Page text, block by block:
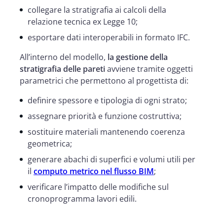
collegare la stratigrafia ai calcoli della
relazione tecnica ex Legge 10;
esportare dati interoperabili in formato IFC.
All’interno del modello, la gestione della
stratigrafia delle paretiavviene tramite oggetti
parametrici che permettono al progettista di:
definire spessore e tipologia di ogni strato;
assegnare priorità e funzione costruttiva;
sostituire materiali mantenendo coerenza
geometrica;
generare abachi di superfici e volumi utili per
il computo metrico nel flusso BIM;
verificare l’impatto delle modifiche sul
cronoprogramma lavori edili.